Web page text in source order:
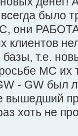
было
они
клиентов
т.е.
МС их
- GW был
вышедший
хоть не